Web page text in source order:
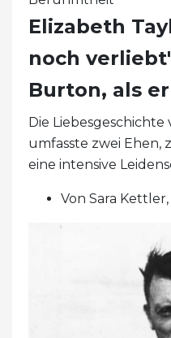
Elizabeth
noch
Burton, als
Die
umfasste zwei Ehen,
eine intensive
Von Sara